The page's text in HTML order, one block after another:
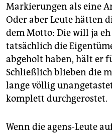
Markierungen als eine
Oder aber Leute hätten
dem Motto: Die will ja eh
tatsächlich die
abgeholt haben, hält er
Schließlich blieben die
lange völlig
komplett durchgerostet.
Wenn die agens-Leute